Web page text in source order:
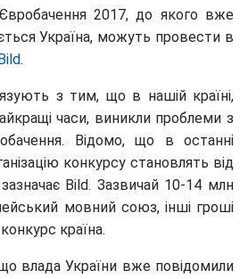
2017, до якого вже
Україна, можуть провести в
Bild.
з тим, що в нашій країні,
часи, виникли проблеми з
Відомо, що в останні
конкурсу становлять від
Bild. Зазвичай 10-14 млн
мовний союз, інші гроші
країна.
влада України вже повідомили